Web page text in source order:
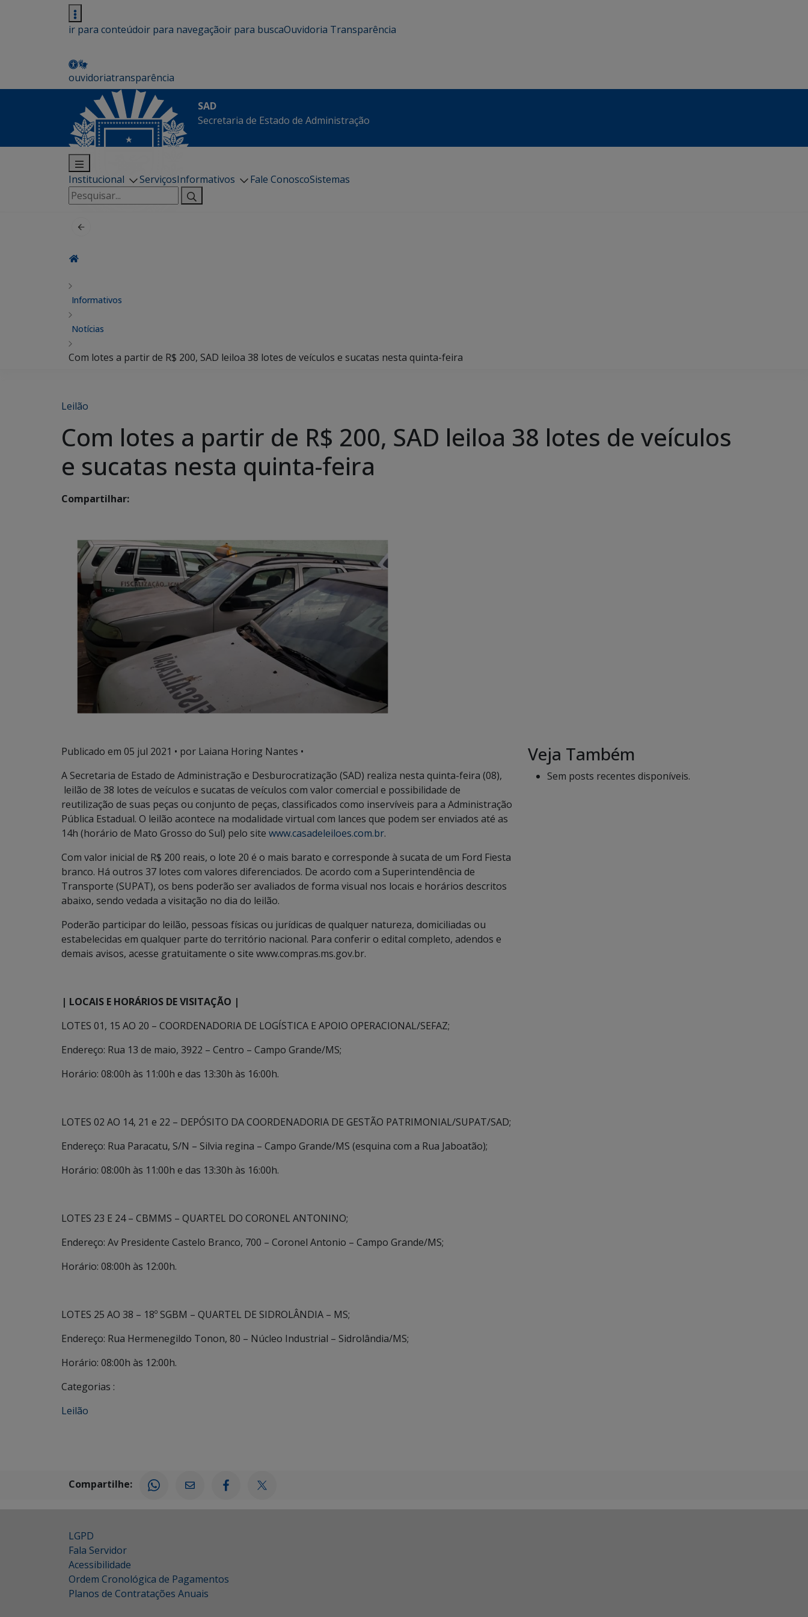
ir para conteúdoir para navegaçãoir para buscaOuvidoria Transparência
ouvidoriatransparência
SAD
Secretaria de Estado de Administração
Institucional ServiçosInformativos Fale ConoscoSistemas
Pesquisar
por:
Informativos
Notícias
Com lotes a partir de R$ 200, SAD leiloa 38 lotes de veículos e sucatas nesta quinta-feira
Leilão
Com lotes a partir de R$ 200, SAD leiloa 38 lotes de veículos
e sucatas nesta quinta-feira
Compartilhar:
Publicado em 05 jul 2021 • por Laiana Horing Nantes •
A Secretaria de Estado de Administração e Desburocratização (SAD) realiza nesta quinta-feira (08),
leilão de 38 lotes de veículos e sucatas de veículos com valor comercial e possibilidade de
reutilização de suas peças ou conjunto de peças, classificados como inservíveis para a Administração
Pública Estadual. O leilão acontece na modalidade virtual com lances que podem ser enviados até as
14h (horário de Mato Grosso do Sul) pelo site www.casadeleiloes.com.br.
Com valor inicial de R$ 200 reais, o lote 20 é o mais barato e corresponde à sucata de um Ford Fiesta
branco. Há outros 37 lotes com valores diferenciados. De acordo com a Superintendência de
Transporte (SUPAT), os bens poderão ser avaliados de forma visual nos locais e horários descritos
abaixo, sendo vedada a visitação no dia do leilão.
Poderão participar do leilão, pessoas físicas ou jurídicas de qualquer natureza, domiciliadas ou
estabelecidas em qualquer parte do território nacional. Para conferir o edital completo, adendos e
demais avisos, acesse gratuitamente o site www.compras.ms.gov.br.
| LOCAIS E HORÁRIOS DE VISITAÇÃO |
LOTES 01, 15 AO 20 – COORDENADORIA DE LOGÍSTICA E APOIO OPERACIONAL/SEFAZ;
Endereço: Rua 13 de maio, 3922 – Centro – Campo Grande/MS;
Horário: 08:00h às 11:00h e das 13:30h às 16:00h.
LOTES 02 AO 14, 21 e 22 – DEPÓSITO DA COORDENADORIA DE GESTÃO PATRIMONIAL/SUPAT/SAD;
Endereço: Rua Paracatu, S/N – Silvia regina – Campo Grande/MS (esquina com a Rua Jaboatão);
Horário: 08:00h às 11:00h e das 13:30h às 16:00h.
LOTES 23 E 24 – CBMMS – QUARTEL DO CORONEL ANTONINO;
Endereço: Av Presidente Castelo Branco, 700 – Coronel Antonio – Campo Grande/MS;
Horário: 08:00h às 12:00h.
LOTES 25 AO 38 – 18º SGBM – QUARTEL DE SIDROLÂNDIA – MS;
Endereço: Rua Hermenegildo Tonon, 80 – Núcleo Industrial – Sidrolândia/MS;
Horário: 08:00h às 12:00h.
Categorias :
Leilão
Veja Também
Sem posts recentes disponíveis.
Compartilhe:
LGPD
Fala Servidor
Acessibilidade
Ordem Cronológica de Pagamentos
Planos de Contratações Anuais